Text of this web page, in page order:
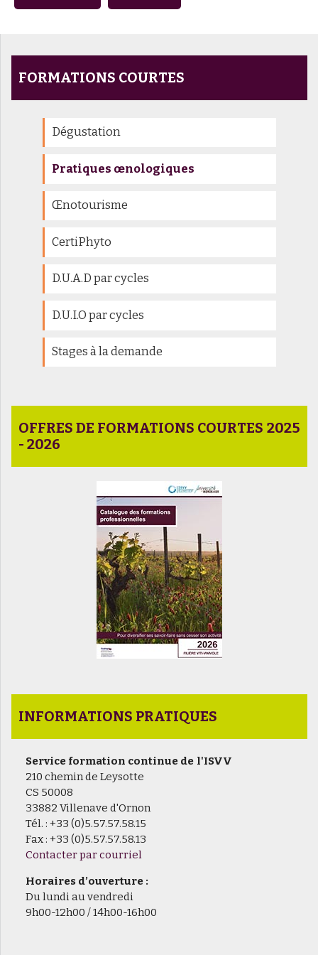
FORMATIONS COURTES
Dégustation
Pratiques œnologiques
Œnotourisme
CertiPhyto
D.U.A.D par cycles
D.U.I.O par cycles
Stages à la demande
OFFRES DE FORMATIONS COURTES 2025
- 2026
INFORMATIONS PRATIQUES
Service formation continue de l'ISVV
210 chemin de Leysotte
CS 50008
33882 Villenave d'Ornon
Tél. : +33 (0)5.57.57.58.15
Fax : +33 (0)5.57.57.58.13
Contacter par courriel
Horaires d’ouverture :
Du lundi au vendredi
9h00-12h00 / 14h00-16h00